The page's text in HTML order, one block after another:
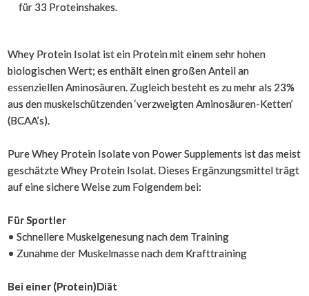
für 33 Proteinshakes.
Whey Protein Isolat ist ein Protein mit einem sehr hohen
biologischen Wert; es enthält einen großen Anteil an
essenziellen Aminosäuren. Zugleich besteht es zu mehr als 23%
aus den muskelschützenden ‘verzweigten Aminosäuren-Ketten’
(BCAA’s).
Pure Whey Protein Isolate von Power Supplements ist das meist
geschätzte Whey Protein Isolat. Dieses Ergänzungsmittel trägt
auf eine sichere Weise zum Folgendem bei:
Für Sportler
• Schnellere Muskelgenesung nach dem Training
• Zunahme der Muskelmasse nach dem Krafttraining
Bei einer (Protein)Diät
Löst sich sehr gut auf
25. März 2023
Geschmack gut, löst sich sehr gut auf. Habe ich jetzt
Super Eiweiß
André Schaffrath
1. Februar 2023
Super Eiweiß , Preis Leistung vollkommen zufrieden.